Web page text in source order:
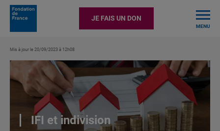
JE FAIS UN DON
MENU
Mis à jour le 20/09/2023 à 12h08
IFI et indivision